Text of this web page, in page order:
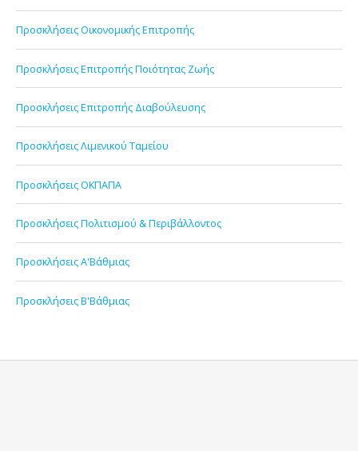
Προσκλήσεις Οικονομικής Επιτροπής
Προσκλήσεις Επιτροπής Ποιότητας Ζωής
Προσκλήσεις Επιτροπής Διαβούλευσης
Προσκλήσεις Λιμενικού Ταμείου
Προσκλήσεις ΟΚΠΑΠΑ
Προσκλήσεις Πολιτισμού & Περιβάλλοντος
Προσκλήσεις Α'Βάθμιας
Προσκλήσεις Β'Βάθμιας